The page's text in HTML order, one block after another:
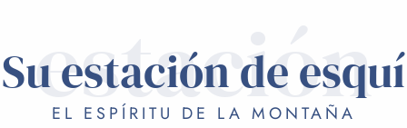
estación
Su estación de esquí
EL ESPÍRITU DE LA MONTAÑA